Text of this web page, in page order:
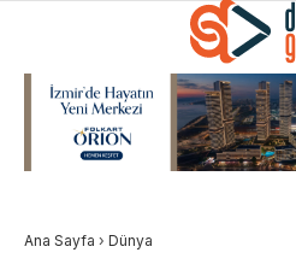
Ana Sayfa › Dünya